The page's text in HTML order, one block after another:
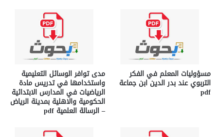
مسؤوليات المعلم في الفكر
التربوي عند بدر الدين ابن جماعة
pdf
مدى توافر الوسائل التعليمية
واستخدامها في تدريس مادة
الرياضيات في المدارس الابتدائية
الحكومية والاهلية بمدينة الرياض
– الرسالة العلمية pdf